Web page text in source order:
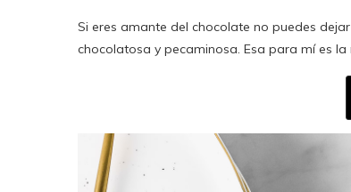
Si eres amante del chocolate no puedes
chocolatosa y pecaminosa. Esa para mí es